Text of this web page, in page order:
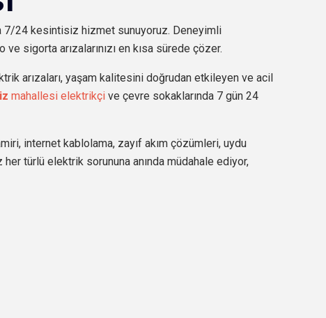
7/24 kesintisiz hizmet sunuyoruz. Deneyimli
ve sigorta arızalarınızı en kısa sürede çözer.
arızaları, yaşam kalitesini doğrudan etkileyen ve acil
mahallesi elektrikçi ve çevre sokaklarında 7 gün 24
internet kablolama, zayıf akım çözümleri, uydu
türlü elektrik sorununa anında müdahale ediyor,